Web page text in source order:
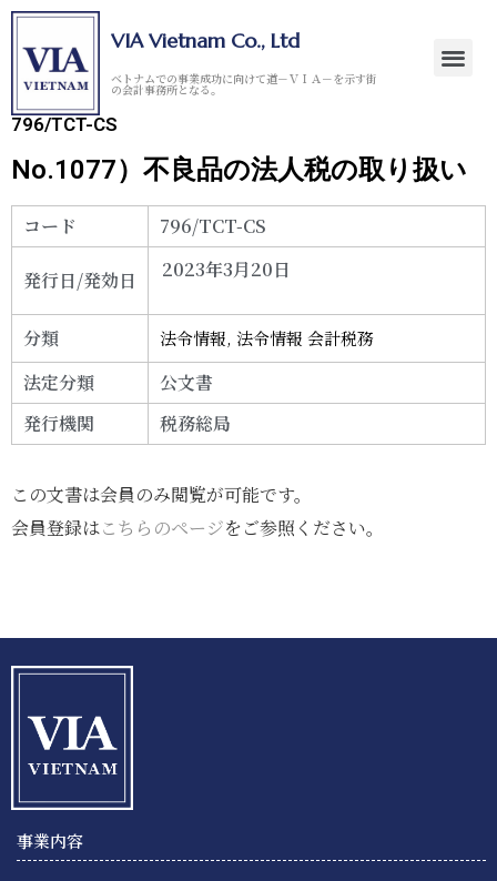
VIA Vietnam Co., Ltd
ベトナムでの事業成功に向けて道－ＶＩＡ－を示す街
の会計事務所となる。
796/TCT-CS
No.1077）不良品の法人税の取り扱い
コード 796/TCT-CS
発行日/発効日 2023年3月20日
分類 法令情報,法令情報 会計税務
法定分類
公文書
発行機関
税務総局
この文書は会員のみ閲覧が可能です。
会員登録はこちらのページをご参照ください。
事業内容